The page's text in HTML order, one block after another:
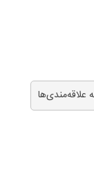
علاقه‌مندی‌ها